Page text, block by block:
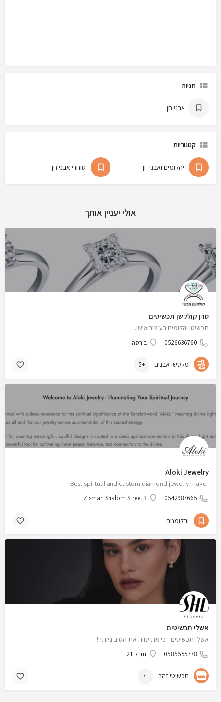
תגיות
אבני חן
קטגוריות
יהלומים ואבני חן סוחרי אבני חן
אולי יעניין אותך
סרן קולקשן תכשיטים
תכשיטי יהלומים בעיצוב אישי.
0526636760 בורסה
מלטשי אבנים +5
Aloki Jewelry
Best spirtual and custom diamond jewelry maker
0542987665
Zisman Shalom Street 3
יהלומנים
אשלי תכשיטים
אשלי תכשיטים - כי את שווה את הטוב ביותר!
0585555778 תובל 21
תכשיטי זהב +7